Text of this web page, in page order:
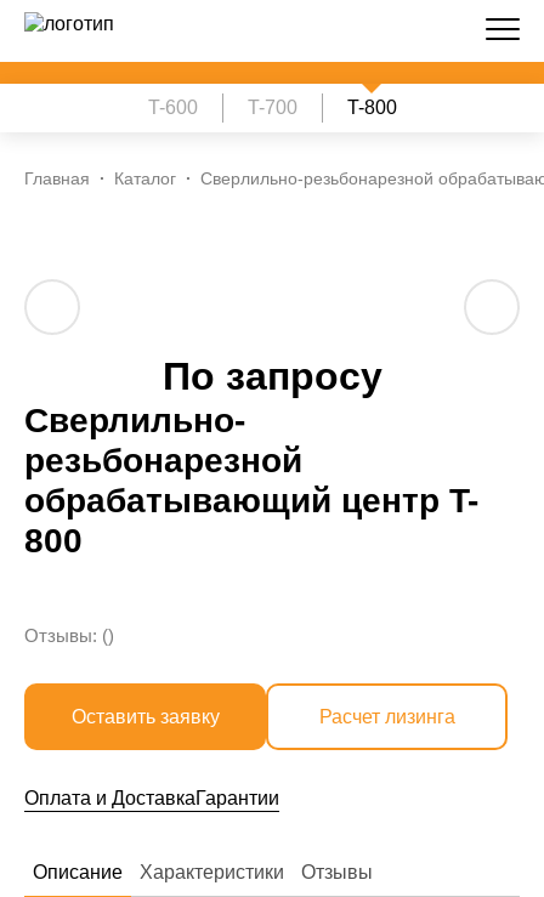
T-600 T-700 T-800
Главная Каталог Сверлильно-резьбонарезной
По запросу
Сверлильно-
резьбонарезной
обрабатывающий центр T-
800
Отзывы: ()
Оставить заявку Расчет лизинга
Оплата и ДоставкаГарантии
Описание Характеристики Отзывы